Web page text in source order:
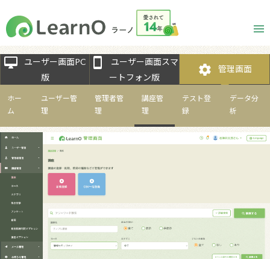
desktop_mac
ユーザー画面PC
版
smartphone
ユーザー画面スマ
ートフォン版
settings 管理画面
ホー
ム
ユーザー管
理
管理者管
理
講座管
理
テスト登
録
データ分
析